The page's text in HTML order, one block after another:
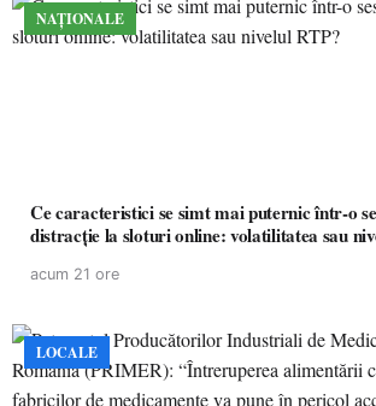
NAȚIONALE
Ce caracteristici se simt mai puternic într-o
distracție la sloturi online: volatilitatea sau
acum 21 ore
LOCALE